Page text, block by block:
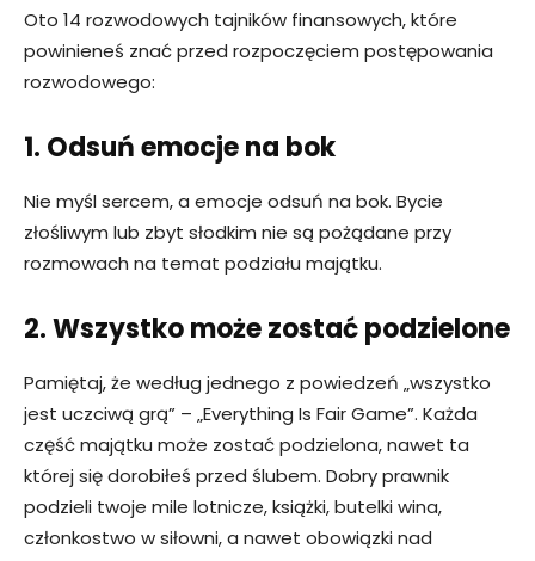
Oto 14 rozwodowych tajników finansowych, które
powinieneś znać przed rozpoczęciem postępowania
rozwodowego:
1. Odsuń emocje na bok
Nie myśl sercem, a emocje odsuń na bok. Bycie
złośliwym lub zbyt słodkim nie są pożądane przy
rozmowach na temat podziału majątku.
2. Wszystko może zostać podzielone
Pamiętaj, że według jednego z powiedzeń „wszystko
jest uczciwą grą” – „Everything Is Fair Game”. Każda
część majątku może zostać podzielona, nawet ta
której się dorobiłeś przed ślubem. Dobry prawnik
podzieli twoje mile lotnicze, książki, butelki wina,
członkostwo w siłowni, a nawet obowiązki nad